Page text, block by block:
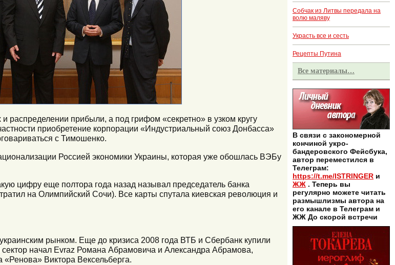
прибыли, а под грифом «секретно» в узком кругу
приобретение корпорации «Индустриальный союз Донбасса»
с Тимошенко.
Россией экономики Украины, которая уже обошлась ВЭБу
цифру еще полтора года назад называл председатель банка
на Олимпийский Сочи). Все карты спутала киевская революция и
рынком. Еще до кризиса 2008 года ВТБ и Сбербанк купили
сектор начал Evraz Романа Абрамовича и Александра Абрамова,
«Ренова» Виктора Вексельберга.
Собчак из Литвы передала на
волю маляву
Украсть все и сесть
Рецепты Путина
Все материалы…
В связи с закономерной
кончиной укро-
бандеровского Фейсбука,
автор переместился в
Телеграм:
https://t.me/ISTRINGER и
ЖЖ . Теперь вы
регулярно можете читать
размышлизмы автора на
его канале в Телеграм и
ЖЖ До скорой встречи